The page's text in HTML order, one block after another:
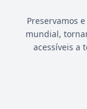
Preservamos
mundial,
acessíveis a